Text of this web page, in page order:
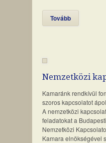
Tovább
Nemzetközi
Kamaránk rendkívül
szoros kapcsolatot
A nemzetközi
feladatokat a
Nemzetközi
Kamara elnökségével